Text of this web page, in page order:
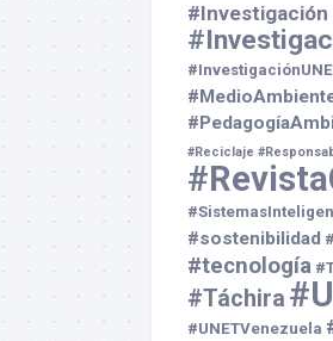
#Investigación
#Reciclaje
#sostenibilidad
#tecnología
#Táchira
#UNETVenezuela